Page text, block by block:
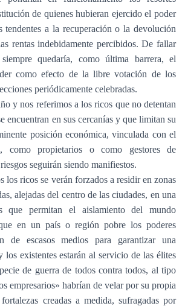
de quienes hubieran ejercido el poder
tendentes a la recuperación o la devolución
rentas indebidamente percibidos. De fallar
siempre quedaría, como última barrera, el
como efecto de la libre votación de los
periódicamente celebradas.
y nos referimos a los ricos que no detentan
encuentran en sus cercanías y que limitan su
posición económica, vinculada con el
como propietarios o como gestores de
seguirán siendo manifiestos.
los ricos se verán forzados a residir en zonas
alejadas del centro de las ciudades, en una
que permitan el aislamiento del mundo
en un país o región pobre los poderes
de escasos medios para garantizar una
existentes estarán al servicio de las élites
de guerra de todos contra todos, al tipo
empresarios» habrían de velar por su propia
creadas a medida, sufragadas por